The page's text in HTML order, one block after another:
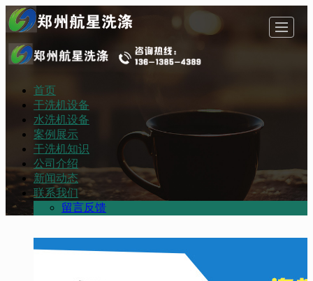
首页
公司介绍
首页
干洗机设备
水洗机设备
案例展示
干洗机知识
公司介绍
新闻动态
联系我们
留言反馈